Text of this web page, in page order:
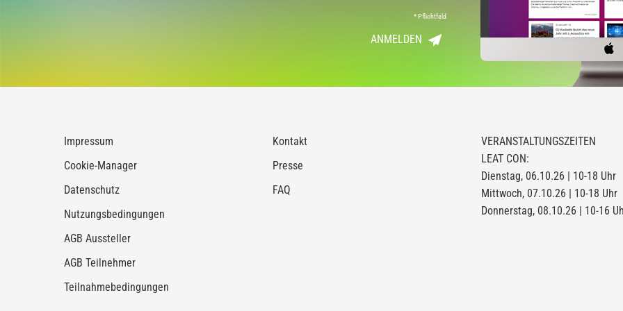
*Pflichtfeld
ANMELDEN
Impressum
Cookie-Manager
Datenschutz
Nutzungsbedingungen
AGB Aussteller
AGB Teilnehmer
Teilnahmebedingungen
Kontakt
Presse
FAQ
VERANSTALTUNGSZEITEN
LEAT CON:
Dienstag, 06.10.26 | 10-18 Uhr
Mittwoch, 07.10.26 | 10-18 Uhr
Donnerstag, 08.10.26 | 10-16